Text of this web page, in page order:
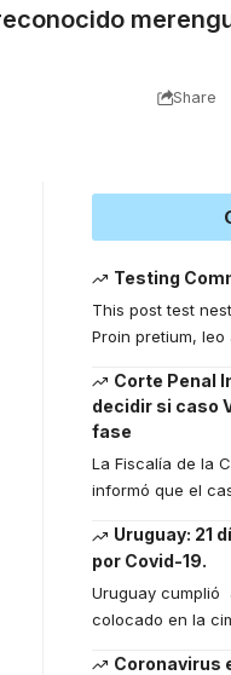
Share
Testing
This post test
Proin pretium,
Corte Penal
decidir si caso
fase
La Fiscalía de la
informó que el
Uruguay: 21
por Covid-19.
Uruguay cumplió
colocado en la
Coronavirus